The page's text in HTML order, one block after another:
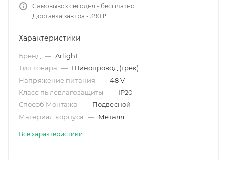
Самовывоз сегодня - бесплатно
Доставка завтра - 390 ₽
Характеристики
Бренд — Arlight
Тип товара — Шинопровод (трек)
Напряжение питания — 48 V
Класс пылевлагозащиты — IP20
Способ Монтажа — Подвесной
Материал корпуса — Металл
Все характеристики